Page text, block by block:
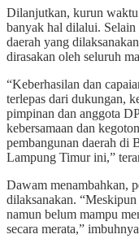
Dilanjutkan, kurun waktu
banyak hal dilalui. Selain
daerah yang
dirasakan oleh seluruh
“Keberhasilan dan
terlepas dari dukungan,
pimpinan dan anggota
kebersamaan dan
pembangunan daerah di
Lampung Timur ini,”
Dawam menambahkan,
dilaksanakan.
namun belum mampu
secara merata,”